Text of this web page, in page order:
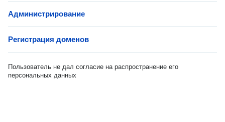
Администрирование
Регистрация доменов
Пользователь не дал согласие на распространение его
персональных данных